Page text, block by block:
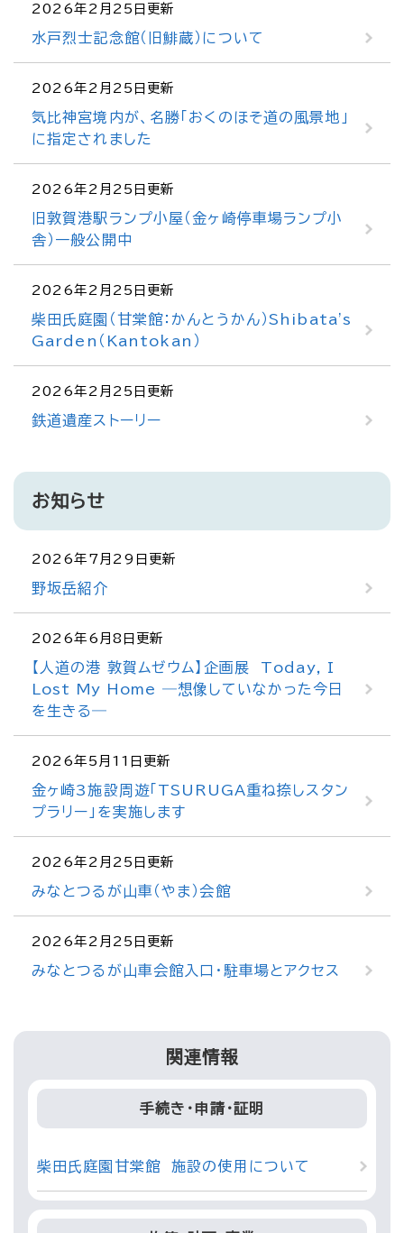
2026年2月25日更新
水戸烈士記念館（旧鯡蔵）について
2026年2月25日更新
気比神宮境内が、名勝「おくのほそ道の風景地」
に指定されました
2026年2月25日更新
旧敦賀港駅ランプ小屋（金ヶ崎停車場ランプ小
舎）一般公開中
2026年2月25日更新
柴田氏庭園（甘棠館：かんとうかん）Shibata's
Garden（Kantokan）
2026年2月25日更新
鉄道遺産ストーリー
お知らせ
2026年7月29日更新
野坂岳紹介
2026年6月8日更新
【人道の港 敦賀ムゼウム】企画展 Today, I
Lost My Home ―想像していなかった今日
を生きる―
2026年5月11日更新
金ヶ崎3施設周遊「TSURUGA重ね捺しスタン
プラリー」を実施します
2026年2月25日更新
みなとつるが山車（やま）会館
2026年2月25日更新
みなとつるが山車会館入口・駐車場とアクセス
関連情報
手続き・申請・証明
柴田氏庭園甘棠館 施設の使用について